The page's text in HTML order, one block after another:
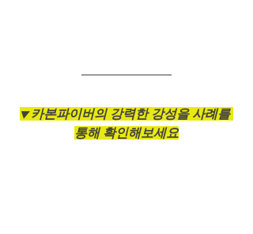
▼ 카본파이버의 강력한 강성을 사례를
통해 확인해보세요